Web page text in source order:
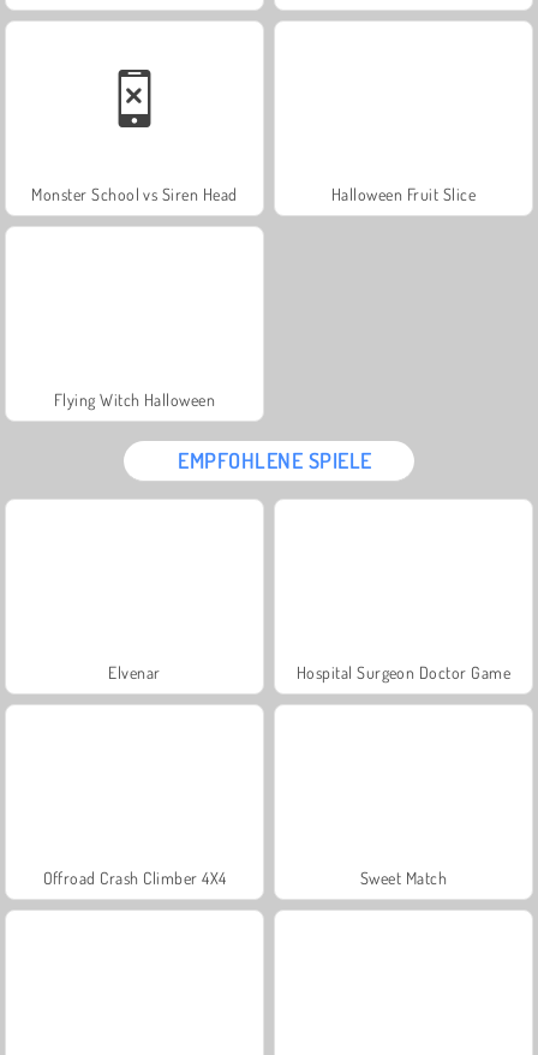
Monster School vs Siren Head Halloween Fruit Slice
Flying Witch Halloween
EMPFOHLENE SPIELE
Elvenar Hospital Surgeon Doctor Game
Offroad Crash Climber 4X4 Sweet Match